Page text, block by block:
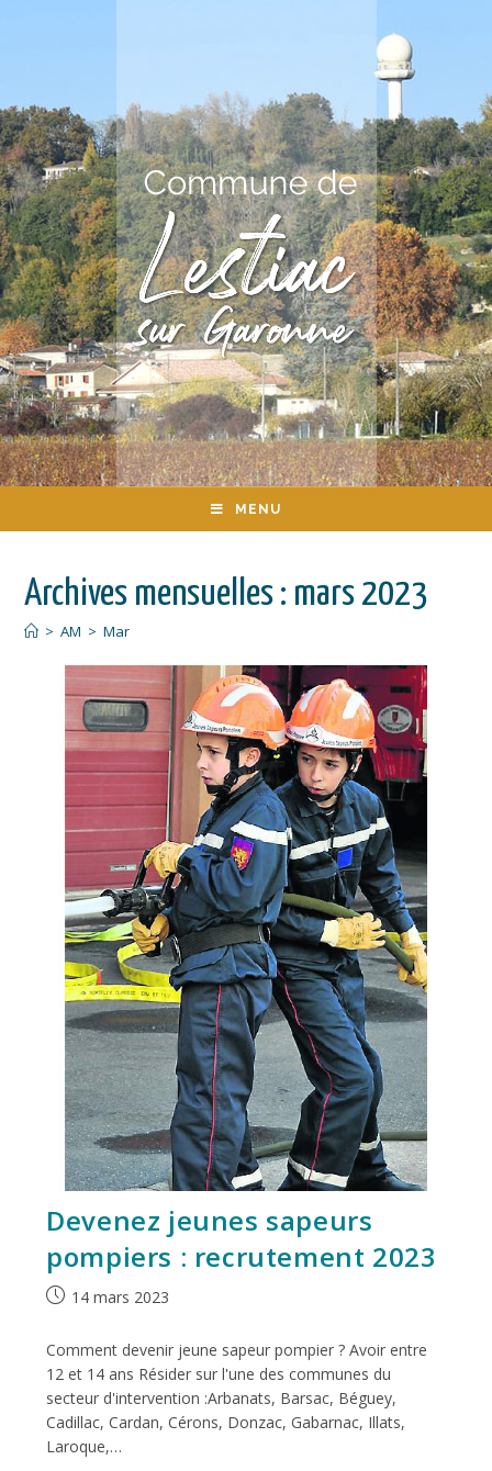
MENU
Archives mensuelles : mars 2023
> AM > Mar
Devenez jeunes sapeurs
pompiers : recrutement 2023
14 mars 2023
Comment devenir jeune sapeur pompier ? Avoir entre
12 et 14 ans Résider sur l'une des communes du
secteur d'intervention :Arbanats, Barsac, Béguey,
Cadillac, Cardan, Cérons, Donzac, Gabarnac, Illats,
Laroque,…